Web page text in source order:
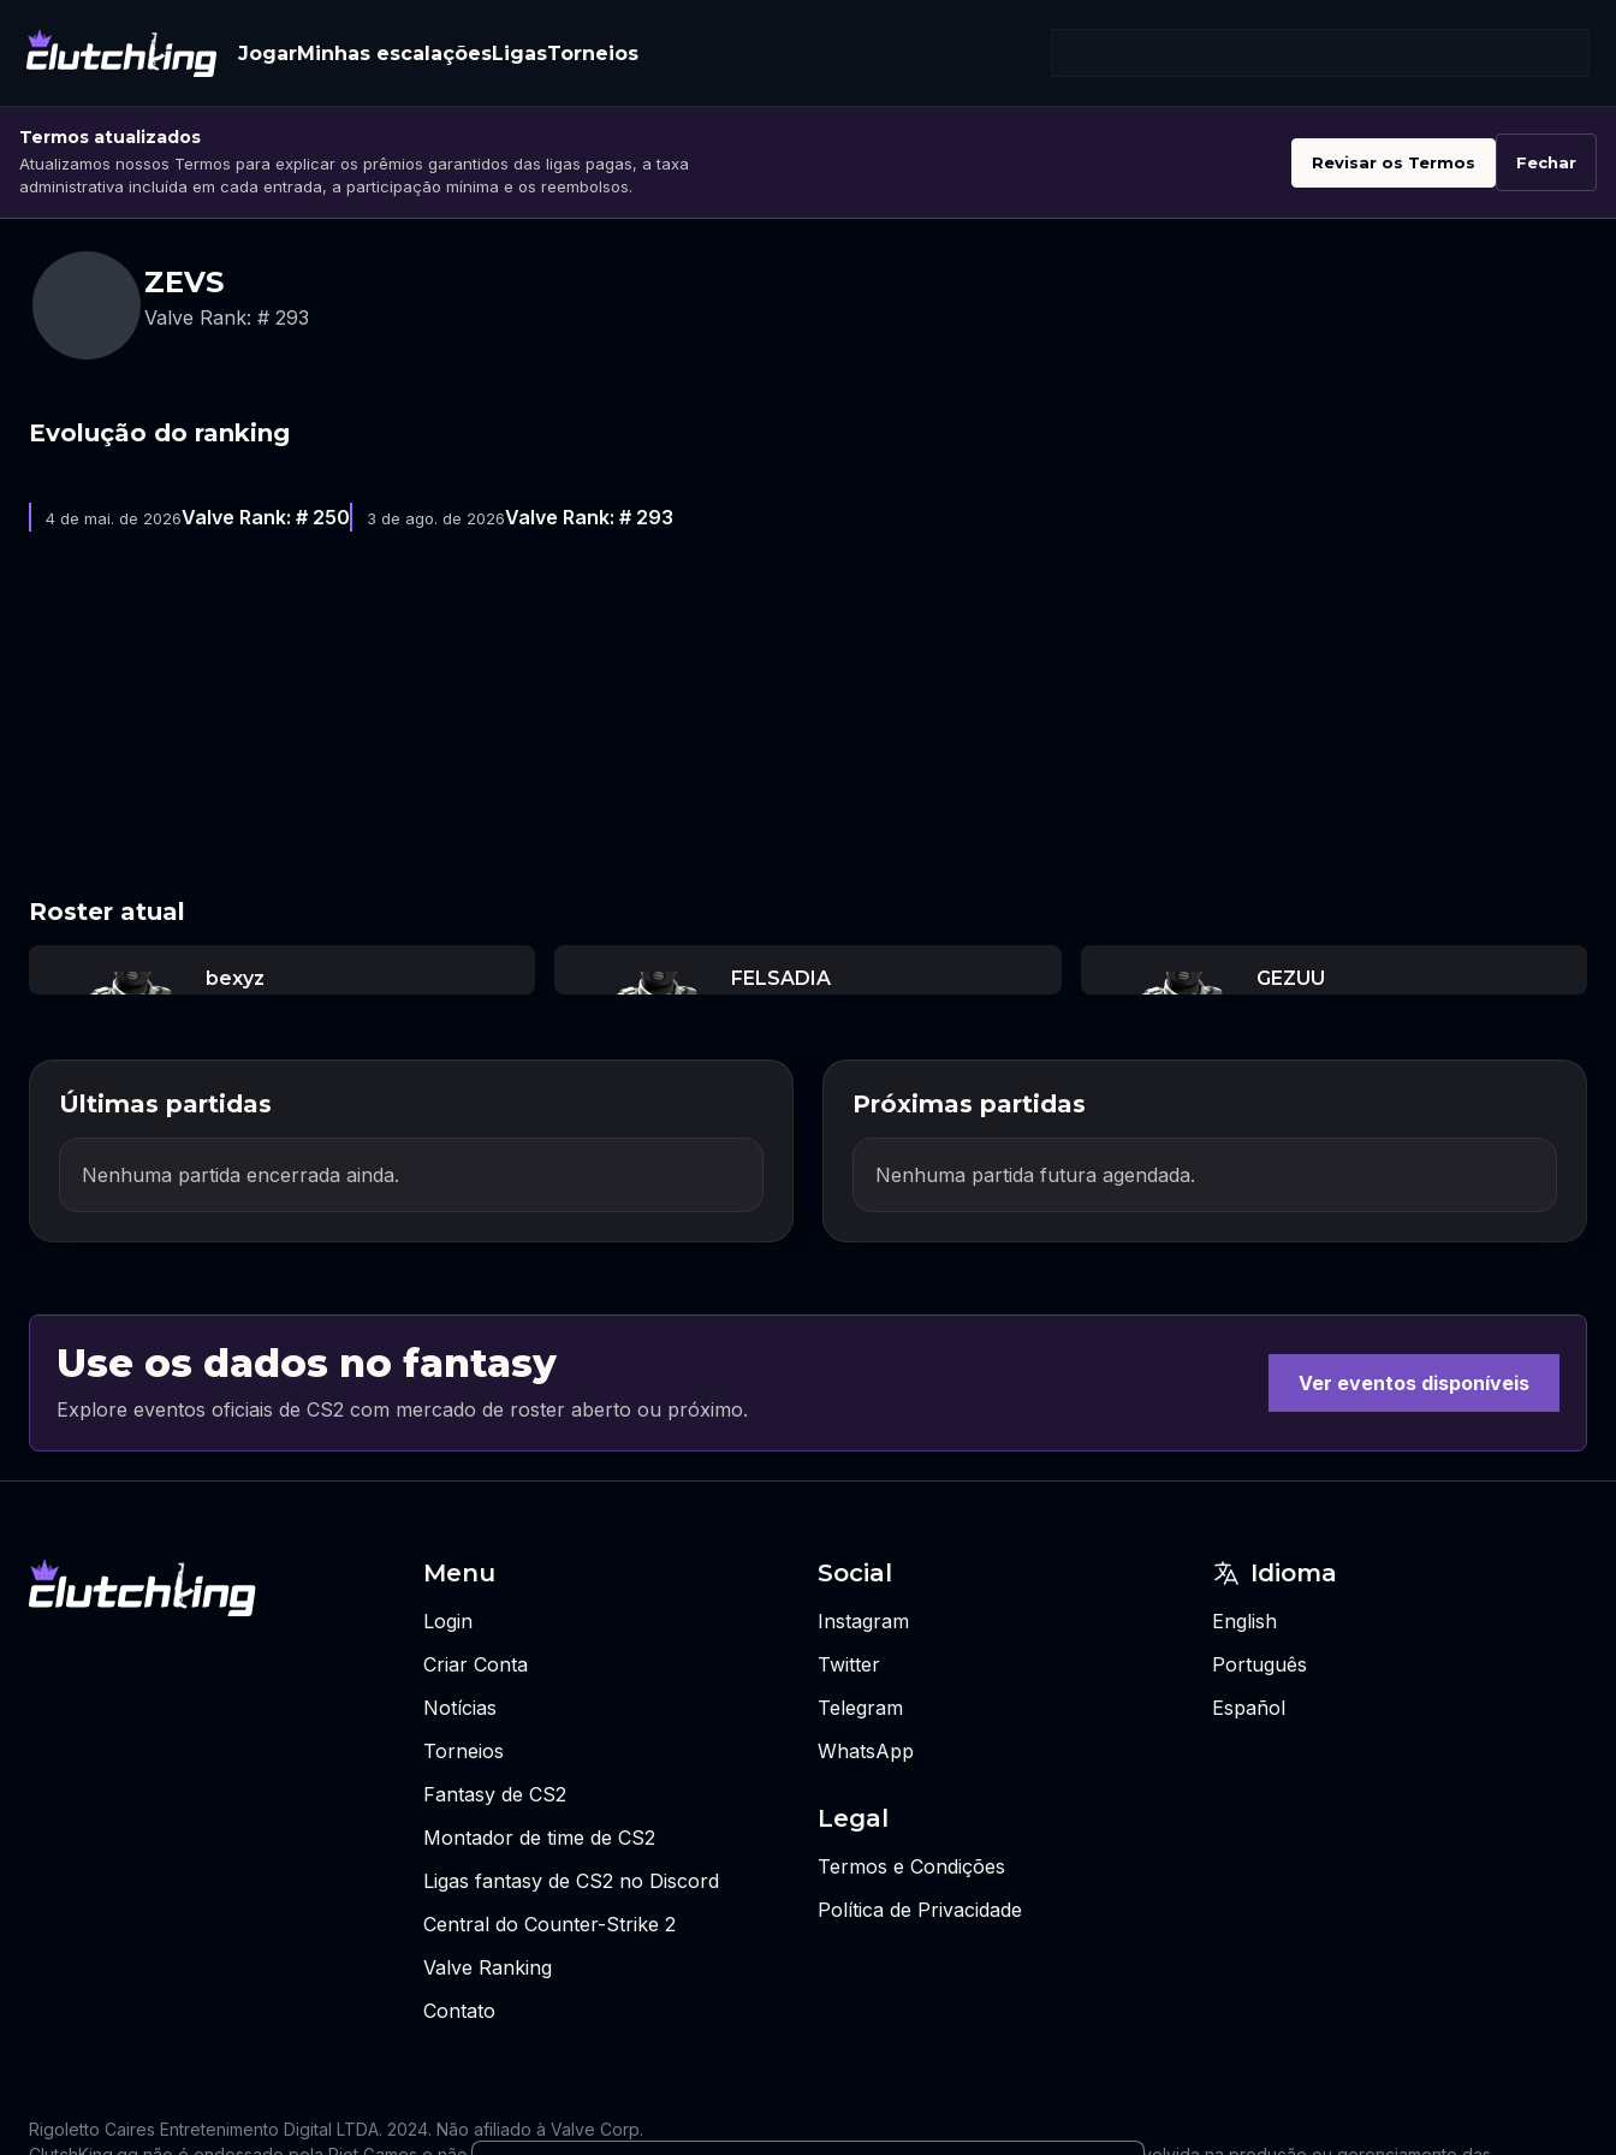
JogarMinhas escalaçõesLigasTorneios
Termos atualizados
Atualizamos nossos Termos para explicar os prêmios garantidos das ligas pagas, a taxa
administrativa incluída em cada entrada, a participação mínima e os reembolsos.
Revisar os Termos Fechar
ZEVS
Valve Rank: # 293
Evolução do ranking
4 de mai. de 2026Valve Rank: # 250 3 de ago. de 2026Valve Rank: # 293
Roster atual
bexyz FELSADIA GEZUU
Últimas partidas
Nenhuma partida encerrada ainda.
Próximas partidas
Nenhuma partida futura agendada.
Use os dados no fantasy
Explore eventos oficiais de CS2 com mercado de roster aberto ou próximo.
Ver eventos disponíveis
Menu
Login
Criar Conta
Notícias
Torneios
Fantasy de CS2
Montador de time de CS2
Ligas fantasy de CS2 no Discord
Central do Counter-Strike 2
Valve Ranking
Contato
Social
Instagram
Twitter
Telegram
WhatsApp
Legal
Termos e Condições
Política de Privacidade
Idioma
English
Português
Español
Rigoletto Caires Entretenimento Digital LTDA. 2024. Não afiliado à Valve Corp.